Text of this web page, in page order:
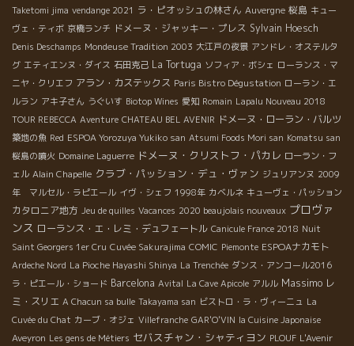
Taketomi jima vendange 2021 ラ・ピオッシュの林さん Auvergne 桜島 キュー
ヴェ・ティボ 京橋ランチ ドメーヌ・ジャッキー・プレス Sylvain Hoesch
Denis Deschamps Mondeuse Tradition 2003 大江戸の夜景 アンドレ・オステルタ
グ エティエンヌ・ダイス 石田克己 La Tortuga ソフィア・ボシェ ローランス・マ
ニヤ・クリエフ アラン・カステックス Paris Bistro Dégustation ローラン・エ
ルラン アキ子さん うぐいす Biotop Wines 愛知 Romain Lapalu Nouveau 2018
TOUR REBECCA Aventure CHATEAU BEL AVENIR ドメーヌ・ローラン・バルツ
築地の魚 Red ESPOA Yorozuya Yukiko san Atsumi Foods Mori san Komatsu san
桜島の噴火 Domaine Laguerre ドメーヌ・クリストフ・パカレ ローラン・フ
ェル Alain Chapelle クラブ・パッション・デュ・ヴァン ジュリアンヌ 2009
年 マルセル・ラピエール イヴ・シェフ 1998年 カベルネ キューヴェ・パッション
カタロニア地方 Jeu de quilles Vacances 2020 beaujolais nouveaux プロヴァ
ンス ローランス・エ・レミ・デュフェートル Canicule France 2018 Nuit
Saint Georgers 1er Cru Cuvée Sakurajima COMIC Piemonte ESPOAナカモト
Ardeche Nord La Pioche Hayashi Shinya La Trenchée ダンス・アンコール2016
ラ・ピエール・ショード Barcelona Avital La Cave Apicole アルル Massimo レ
ミ・スリエ A Chacun sa bulle Takayama san ビストロ・ラ・ヴィーニュ La
Cuvée du Chat カーブ・オジェ Villefranche GAR'O'VIN la Cuisine Japonaise
Aveyron Les gens de Métiers セバスチャン・シャティヨン PLOUF L'Avenir